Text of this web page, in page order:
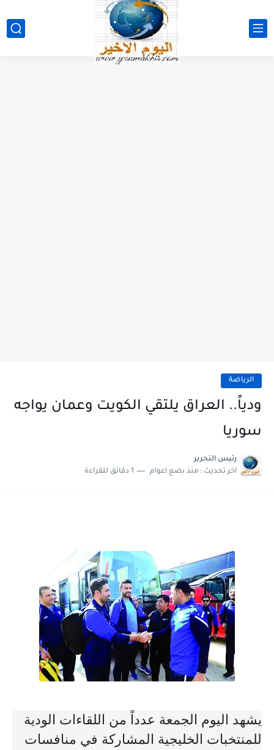
الرياضة
ودياً.. العراق يلتقي الكويت وعمان يواجه
سوريا
رئيس التحرير
اخر تحديث : منذ بضع اعوام 1 دقائق للقراءة
يشهد اليوم الجمعة عدداً من اللقاءات الودية
للمنتخبات الخليجية المشاركة في منافسات